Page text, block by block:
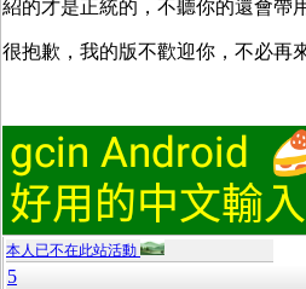
紹的才是正統的，不聽你的還會帶
很抱歉，我的版不歡迎你，不必再
本人已不在此站活動
5